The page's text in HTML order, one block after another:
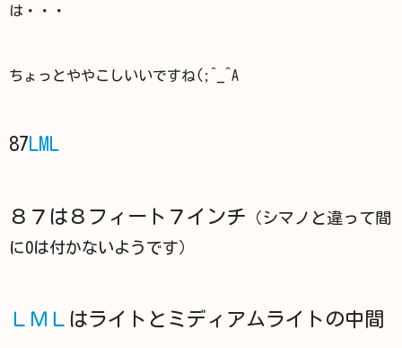
は・・・
ちょっとややこしいいですね(;^_^A
87LML
８７は８フィート７インチ （シマノと違って間
に0は付かないようです）
ＬＭＬ はライトとミディアムライトの中間